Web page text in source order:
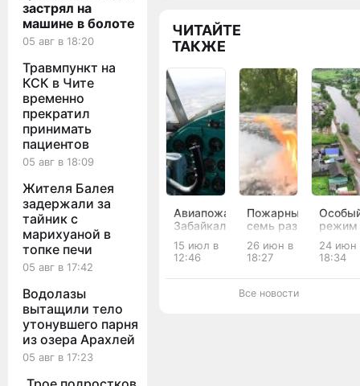
застрял на
машине в болоте
05 авг в 18:20
Травмпункт на
КСК в Чите
временно
прекратил
принимать
пациентов
05 авг в 18:09
Жителя Балея
задержали за
тайник с
марихуаной в
топке печи
05 авг в 17:42
Водолазы
вытащили тело
утонувшего парня
из озера Арахлей
05 авг в 17:23
ЧИТАЙТЕ
ТАКЖЕ
Авиапожарные
Забайкалья
пролетели
370
тысяч
км во
15 июл в
12:46
Пожарные
семь раз
тушили
загоревшийся
пух в
Забайкалье
за сутки
26 июн в
18:27
режим
ввели
из-за
угрозы
24 июн
18:34
Все новости